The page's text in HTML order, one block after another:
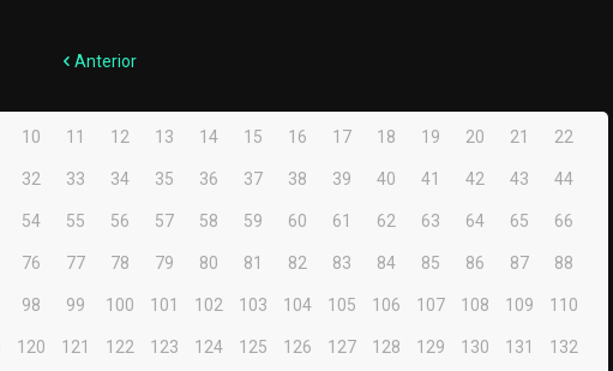
Anterior
10 11 12 13 14 15 16 17 18 19 20 21 22
32 33 34 35 36 37 38 39 40 41 42 43 44
54 55 56 57 58 59 60 61 62 63 64 65 66
76 77 78 79 80 81 82 83 84 85 86 87 88
98 99 100 101 102 103 104 105 106 107 108 109 110
120 121 122 123 124 125 126 127 128 129 130 131 132